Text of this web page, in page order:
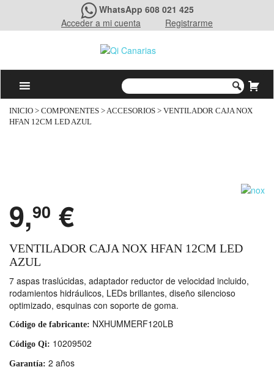
WhatsApp 608 021 425
Acceder a mi cuenta
Registrarme
INICIO > COMPONENTES >ACCESORIOS > VENTILADOR CAJA NOX
HFAN 12CM LED AZUL
9,90 €
VENTILADOR CAJA NOX HFAN 12CM LED
AZUL
7 aspas traslúcidas, adaptador reductor de velocidad incluido,
rodamientos hidráulicos, LEDs brillantes, diseño silencioso
optimizado, esquinas con soporte de goma.
Código de fabricante: NXHUMMERF120LB
Código Qi: 10209502
Garantía: 2 años